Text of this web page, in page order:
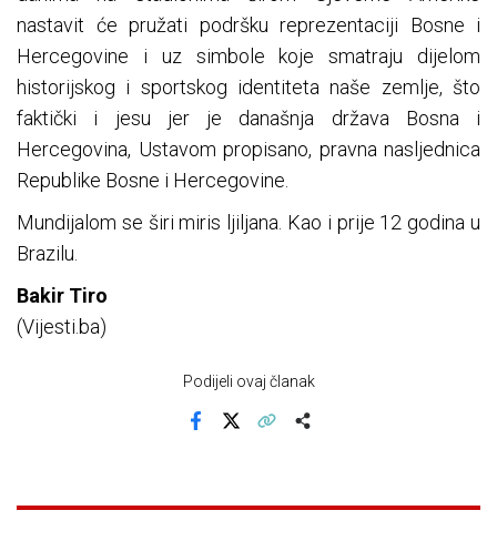
nastavit će pružati podršku reprezentaciji Bosne i
Hercegovine i uz simbole koje smatraju dijelom
historijskog i sportskog identiteta naše zemlje, što
faktički i jesu jer je današnja država Bosna i
Hercegovina, Ustavom propisano, pravna nasljednica
Republike Bosne i Hercegovine.
Mundijalom se širi miris ljiljana. Kao i prije 12 godina u
Brazilu.
Bakir Tiro
(Vijesti.ba)
Podijeli ovaj članak